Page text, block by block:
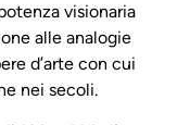
visionaria
alle analogie
d’arte con cui
nei secoli.